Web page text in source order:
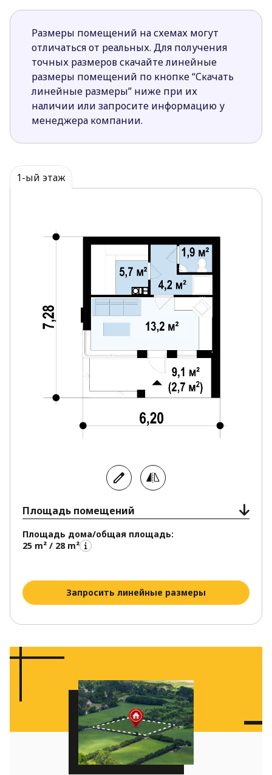
Здесь предусмотрена просторная зона отдыха
с небольшой зоной для приготовления пищи.
Уютная терраса удобна для отдыха на свежем
воздухе.
Из зоны отдыха предусмотрен переход в
предбанник с душем и санузлом и,
непосредственно помещение парилки.
хорошее освещение в течение дня.
Проект бани Zp5 – идеальное решение для
большого загородного участка с современным
Размеры помещений на схемах могут
отличаться от реальных. Для получения
точных размеров скачайте линейные
размеры помещений по кнопке “Скачать
линейные размеры” ниже при их
наличии или запросите информацию у
менеджера компании.
1-ый этаж
Площадь помещений
Площадь дома/общая площадь:
25 m² / 28 m²
Запросить линейные размеры